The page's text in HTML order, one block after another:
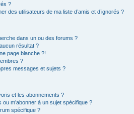
?
des utilisateurs de ma liste d’amis et d’ignorés ?
dans un ou des forums ?
résultat ?
page blanche ?!
?
messages et sujets ?
et les abonnements ?
m’abonner à un sujet spécifique ?
spécifique ?